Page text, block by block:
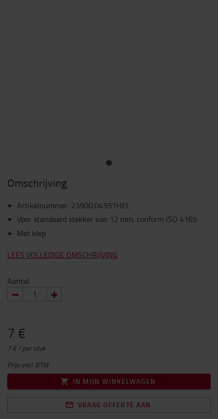
Omschrijving
Artikelnummer: 23900.04551HEL
Voor standaard stekker van 12 mm, conform ISO 4165
Met klep
LEES VOLLEDIGE OMSCHRIJVING
Aantal
7 €
7 € / per stuk
Prijs excl. BTW
IN MIJN WINKELWAGEN
VRAAG OFFERTE AAN